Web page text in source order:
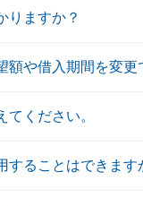
りますか？
額や借入期間を変更
てください。
することはできます